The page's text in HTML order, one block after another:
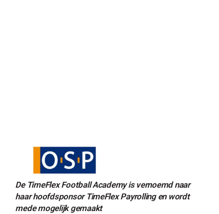
De TimeFlex Football Academy is vernoemd naar
haar hoofdsponsor TimeFlex Payrolling en wordt
mede mogelijk gemaakt